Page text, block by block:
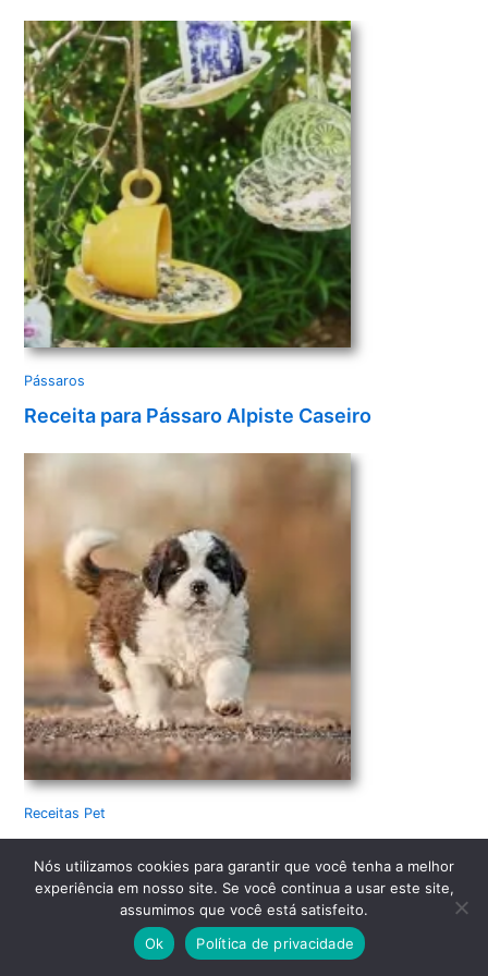
d
e
o
Pássaros
Receita para Pássaro Alpiste Caseiro
Receitas Pet
Nós utilizamos cookies para garantir que você tenha a melhor
experiência em nosso site. Se você continua a usar este site,
assumimos que você está satisfeito.
Ok
Política de privacidade